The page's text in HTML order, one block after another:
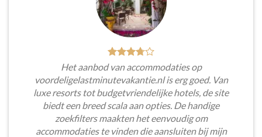
Het aanbod van accommodaties op
voordeligelastminutevakantie.nl is erg goed. Van
luxe resorts tot budgetvriendelijke hotels, de site
biedt een breed scala aan opties. De handige
zoekfilters maakten het eenvoudig om
accommodaties te vinden die aansluiten bij mijn